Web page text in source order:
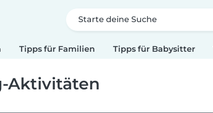
Starte deine Suche
Tipps für Familien Tipps für Babysitter
Aktivitäten